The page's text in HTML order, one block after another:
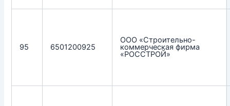
95 6501200925
ООО «Строительно-
коммерческая фирма
«РОССТРОЙ»